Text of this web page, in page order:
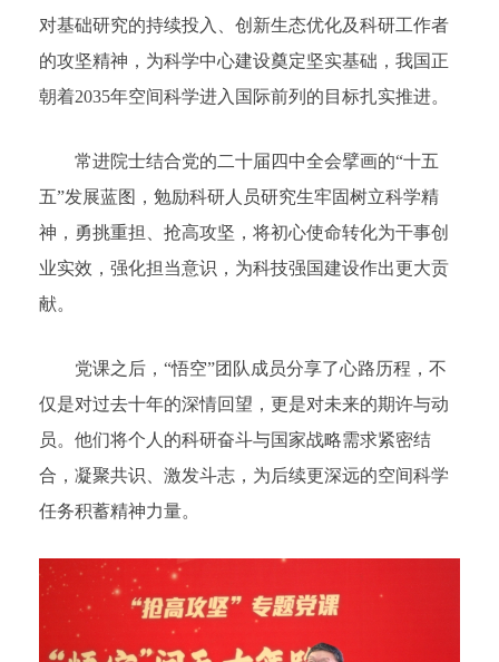
对基础研究的持续投入、创新生态优化及科研工作者
的攻坚精神，为科学中心建设奠定坚实基础，我国正
朝着2035年空间科学进入国际前列的目标扎实推进。
常进院士结合党的二十届四中全会擘画的“十五
五”发展蓝图，勉励科研人员研究生牢固树立科学精
神，勇挑重担、抢高攻坚，将初心使命转化为干事创
业实效，强化担当意识，为科技强国建设作出更大贡
献。
党课之后，“悟空”团队成员分享了心路历程，不
仅是对过去十年的深情回望，更是对未来的期许与动
员。他们将个人的科研奋斗与国家战略需求紧密结
合，凝聚共识、激发斗志，为后续更深远的空间科学
任务积蓄精神力量。